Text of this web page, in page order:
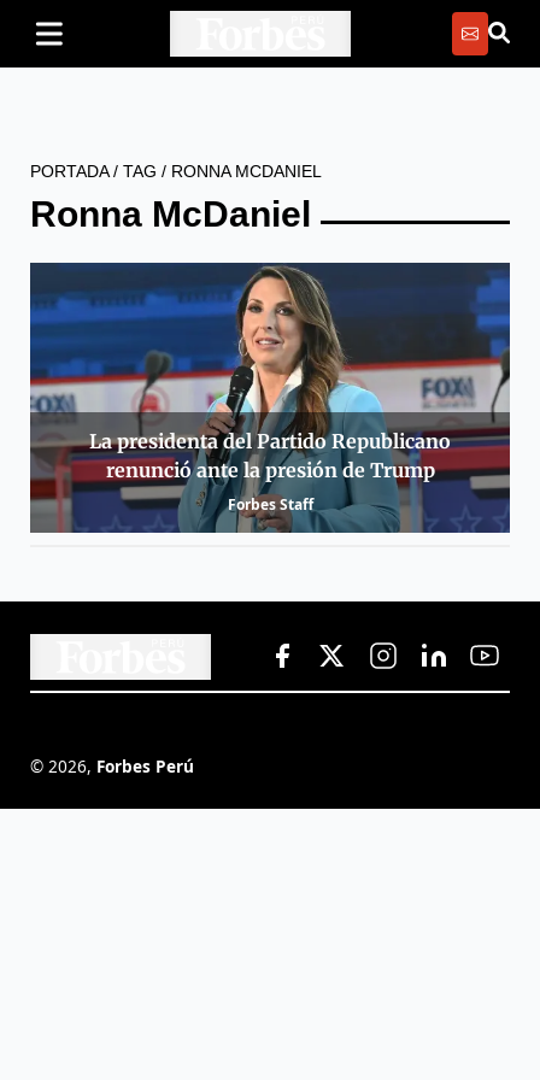
PORTADA/ TAG / RONNA MCDANIEL
Ronna McDaniel
La presidenta del Partido Republicano
renunció ante la presión de Trump
Forbes Staff
© 2026, Forbes Perú